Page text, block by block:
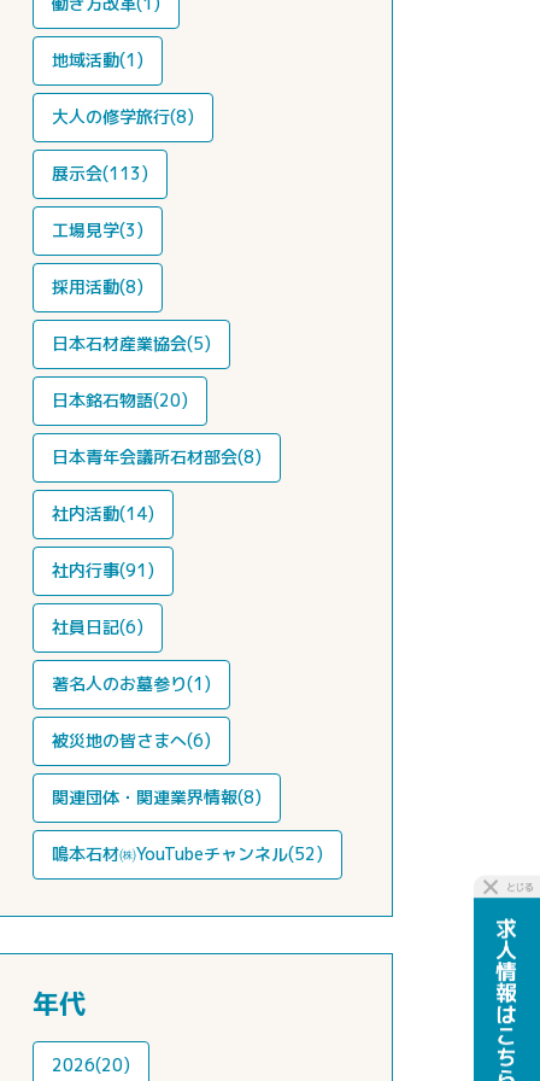
地域活動(1)
大人の修学旅行(8)
展示会(113)
工場見学(3)
採用活動(8)
日本石材産業協会(5)
日本銘石物語(20)
日本青年会議所石材部会(8)
社内活動(14)
社内行事(91)
社員日記(6)
著名人のお墓参り(1)
被災地の皆さまへ(6)
関連団体・関連業界情報(8)
鳴本石材㈱YouTubeチャンネル(52)
年代
2026(20)